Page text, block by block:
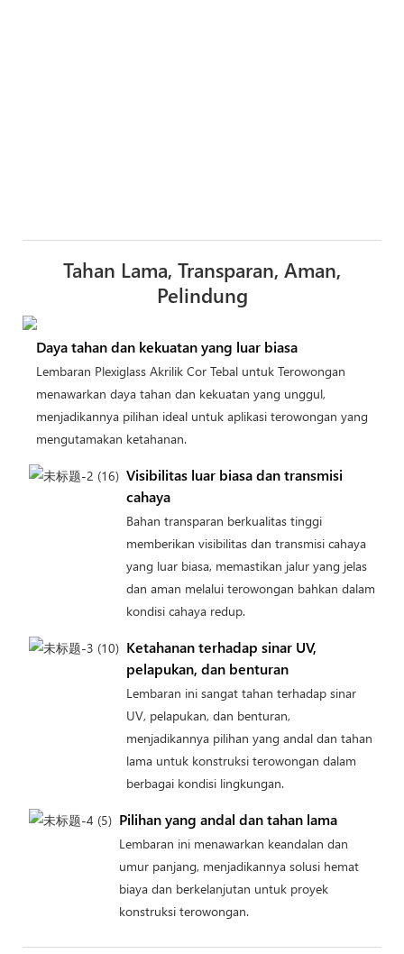
Tahan Lama, Transparan, Aman,
Pelindung
Daya tahan dan kekuatan yang luar biasa
Lembaran Plexiglass Akrilik Cor Tebal untuk Terowongan
menawarkan daya tahan dan kekuatan yang unggul,
menjadikannya pilihan ideal untuk aplikasi terowongan yang
mengutamakan ketahanan.
Visibilitas luar biasa dan transmisi
cahaya
Bahan transparan berkualitas tinggi
memberikan visibilitas dan transmisi cahaya
yang luar biasa, memastikan jalur yang jelas
dan aman melalui terowongan bahkan dalam
kondisi cahaya redup.
Ketahanan terhadap sinar UV,
pelapukan, dan benturan
Lembaran ini sangat tahan terhadap sinar
UV, pelapukan, dan benturan,
menjadikannya pilihan yang andal dan tahan
lama untuk konstruksi terowongan dalam
berbagai kondisi lingkungan.
Pilihan yang andal dan tahan lama
Lembaran ini menawarkan keandalan dan
umur panjang, menjadikannya solusi hemat
biaya dan berkelanjutan untuk proyek
konstruksi terowongan.